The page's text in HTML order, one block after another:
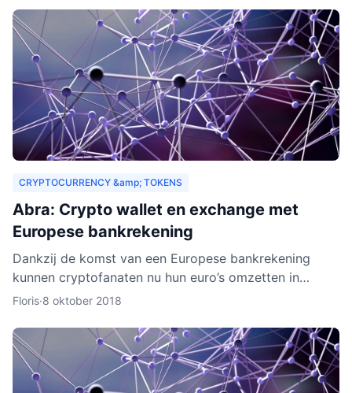
CRYPTOCURRENCY &amp; TOKENS
Abra: Crypto wallet en exchange met
Europese bankrekening
Dankzij de komst van een Europese bankrekening
kunnen cryptofanaten nu hun euro’s omzetten in
cryptogeld. Hiervoor hoeft alleen geld gestort te
Floris·8 oktober 2018